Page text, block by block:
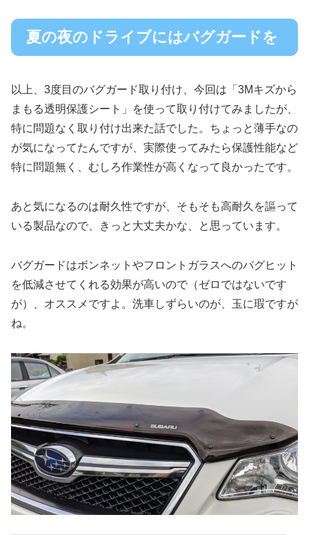
夏の夜のドライブにはバグガードを
以上、3度目のバグガード取り付け、今回は「3Mキズから
まもる透明保護シート」を使って取り付けてみましたが、
特に問題なく取り付け出来た話でした。ちょっと薄手なの
が気になってたんですが、実際使ってみたら保護性能など
特に問題無く、むしろ作業性が高くなって良かったです。
あと気になるのは耐久性ですが、そもそも高耐久を謳って
いる製品なので、きっと大丈夫かな、と思っています。
バグガードはボンネットやフロントガラスへのバグヒット
を低減させてくれる効果が高いので（ゼロではないです
が）、オススメですよ。洗車しずらいのが、玉に瑕ですが
ね。